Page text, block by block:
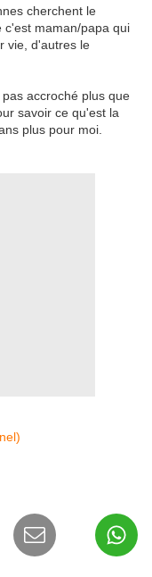
cherchent le
c'est maman/papa qui
vie, d'autres le
accroché plus que
savoir ce qu'est la
plus pour moi.